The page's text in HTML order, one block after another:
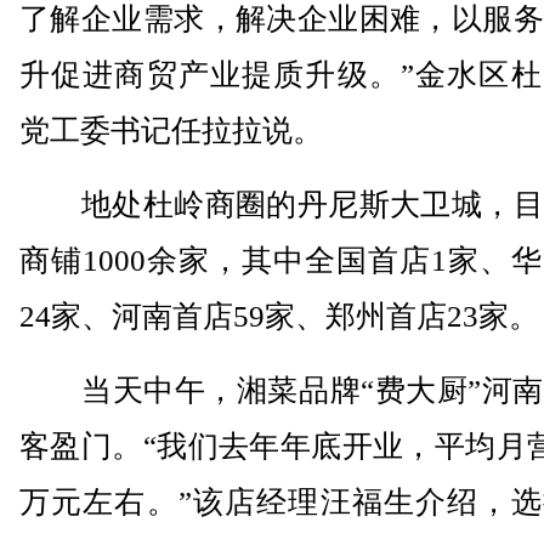
了解企业需求，解决企业困难，以服
升促进商贸产业提质升级。”金水区
党工委书记任拉拉说。
地处杜岭商圈的丹尼斯大卫城，
商铺1000余家，其中全国首店1家、
24家、河南首店59家、郑州首店23家。
当天中午，湘菜品牌“费大厨”河
客盈门。“我们去年年底开业，平均月
万元左右。”该店经理汪福生介绍，